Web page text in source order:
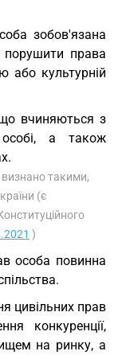
зобов'язана
порушити права
або культурній
вчиняються з
а також
визнано такими,
(є
)
особа повинна
цивільних прав
конкуренції,
на ринку, а